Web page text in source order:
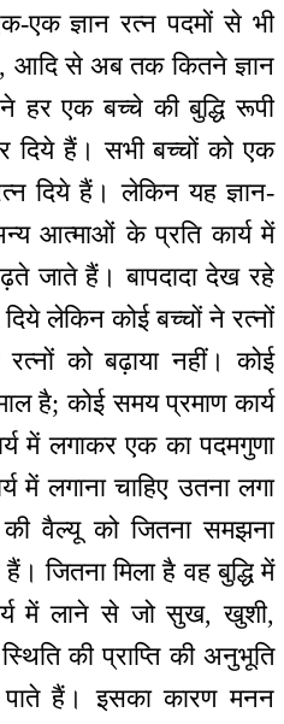
एक ज्ञान रत्न पदमों से भी
आदि से अब तक कितने ज्ञान
हर एक बच्चे की बुद्धि रूपी
दिये हैं। सभी बच्चों को एक
दिये हैं। लेकिन यह ज्ञान-
आत्माओं के प्रति कार्य में
जाते हैं। बापदादा देख रहे
लेकिन कोई बच्चों ने रत्नों
को बढ़ाया नहीं। कोई
है; कोई समय प्रमाण कार्य
में लगाकर एक का पदमगुणा
में लगाना चाहिए उतना लगा
वैल्यू को जितना समझना
जितना मिला है वह बुद्धि में
में लाने से जो सुख, खुशी,
की प्राप्ति की अनुभूति
पाते हैं। इसका कारण मनन